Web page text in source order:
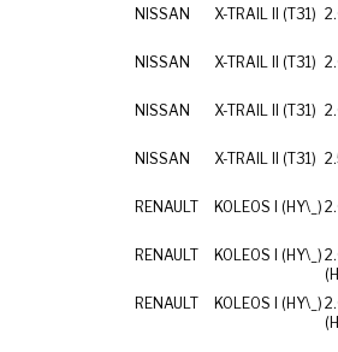
NISSAN X-TRAIL II (T31)
NISSAN X-TRAIL II (T31)
NISSAN X-TRAIL II (T31)
NISSAN X-TRAIL II (T31)
RENAULT KOLEOS I (HY\_)
RENAULT KOLEOS I (HY\_)
RENAULT
KOLEOS I (HY\_)